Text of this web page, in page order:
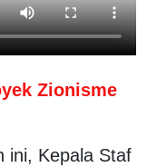
Zionisme
ini, Kepala Staf